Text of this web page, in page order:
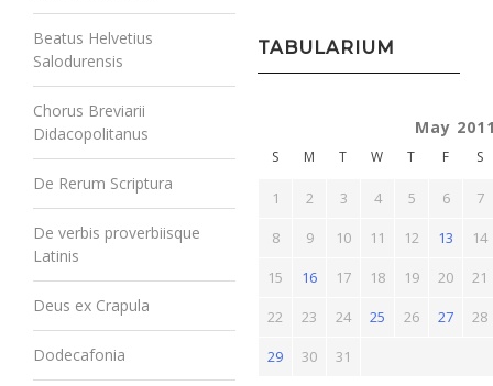
Beatus Helvetius
Salodurensis
Chorus Breviarii
Didacopolitanus
De Rerum Scriptura
De verbis proverbiisque
Latinis
Deus ex Crapula
Dodecafonia
TABULARIUM
May
S M T W T F S
1 2 3 4 5 6
7
8
9 10 11 12 13
14
15
16 17 18 19 20
21
22
23 24 25 26 27
28
29
30 31